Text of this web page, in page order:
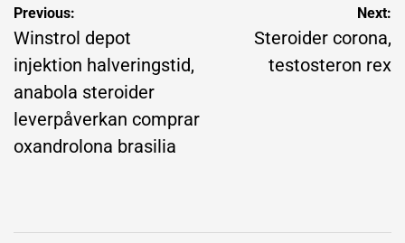
Post
navigation
Previous:
Winstrol depot
injektion halveringstid,
anabola steroider
leverpåverkan comprar
oxandrolona brasilia
Next:
Steroider corona,
testosteron rex